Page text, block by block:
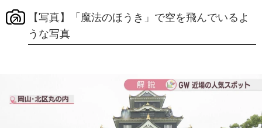
【写真】「魔法のほうき」で空を飛んでいるよ
うな写真